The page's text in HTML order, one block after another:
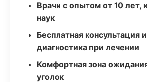
Врачи с опытом от 10 лет,
наук
Бесплатная консультация и
диагностика при лечении
Комфортная зона
уголок